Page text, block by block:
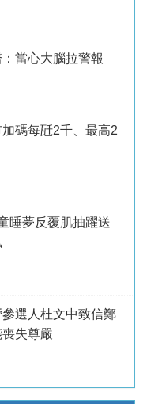
當心大腦拉警報
碼每瓩2千、最高2
睡夢反覆肌抽躍送
選人杜文中致信鄭
失尊嚴